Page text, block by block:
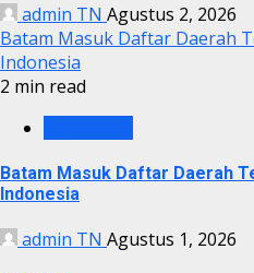
admin TN Agustus 2, 2026
Batam Masuk Daftar Daerah
Indonesia
2 min read
Batam Masuk Daftar Daerah
Indonesia
admin TN Agustus 1, 2026